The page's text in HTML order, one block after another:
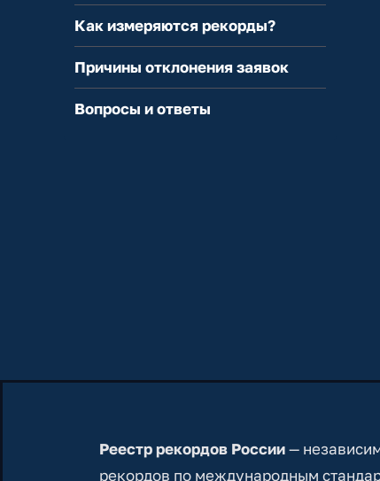
Как измеряются рекорды?
Причины отклонения заявок
Вопросы и ответы
Реестр рекордов России—
рекордов по международным